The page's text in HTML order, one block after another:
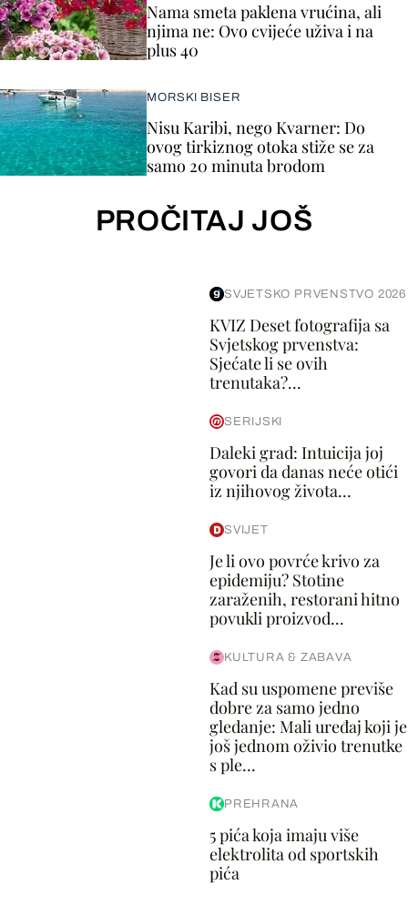
Nama smeta paklena vrućina, ali
njima ne: Ovo cvijeće uživa i na
plus 40
MORSKI BISER
Nisu Karibi, nego Kvarner: Do
ovog tirkiznog otoka stiže se za
samo 20 minuta brodom
PROČITAJ JOŠ
SVJETSKO PRVENSTVO 2026
KVIZ Deset fotografija sa
Svjetskog prvenstva:
Sjećate li se ovih
trenutaka?...
SERIJSKI
Daleki grad: Intuicija joj
govori da danas neće otići
iz njihovog života...
SVIJET
Je li ovo povrće krivo za
epidemiju? Stotine
zaraženih, restorani hitno
povukli proizvod...
KULTURA & ZABAVA
Kad su uspomene previše
dobre za samo jedno
gledanje: Mali uređaj koji je
još jednom oživio trenutke
s ple...
PREHRANA
5 pića koja imaju više
elektrolita od sportskih
pića